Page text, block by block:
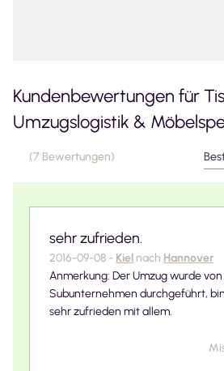
Kundenbewertungen für
Umzugslogistik &
(7 Bewertungen)
sehr zufrieden.
2016-09-08 - Kiel nach Hannover
Anmerkung: Der Umzug wurde
Subunternehmen durchgeführt,
sehr zufrieden mit allem.